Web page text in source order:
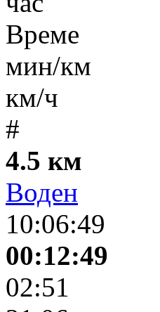
Време
мин/км
км/ч
#
4.5 км
Воден
10:06:49
00:12:49
02:51